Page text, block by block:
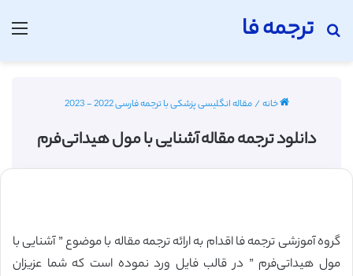
ترجمه فا
جستجو برای
خانه/مقاله انگلیسی پزشکی با ترجمه فارسی 2022 - 2023
دانلود ترجمه مقاله آشنایی با مول هیداتی‌فرم
گروه آموزشی ترجمه فا اقدام به ارائه ترجمه مقاله با موضوع ” آشنایی با
مول هیداتی‌فرم ” در قالب فایل ورد نموده است که شما عزیزان